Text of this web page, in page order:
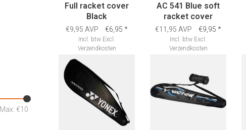
Max: €10
Full racket cover
Black
€9,95 AVP €6,95 *
Incl. btw Excl.
Verzendkosten
AC 541 Blue soft
racket cover
€11,95 AVP €9,95 *
Incl. btw Excl.
Verzendkosten